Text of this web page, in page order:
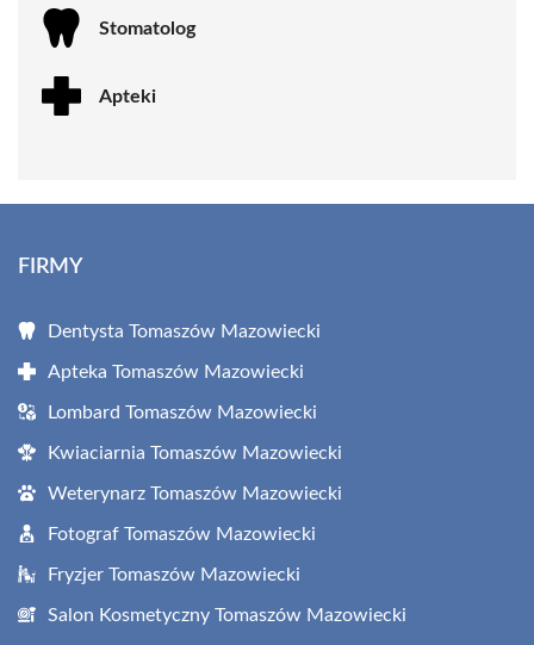
Stomatolog
Apteki
FIRMY
Dentysta Tomaszów Mazowiecki
Apteka Tomaszów Mazowiecki
Lombard Tomaszów Mazowiecki
Kwiaciarnia Tomaszów Mazowiecki
Weterynarz Tomaszów Mazowiecki
Fotograf Tomaszów Mazowiecki
Fryzjer Tomaszów Mazowiecki
Salon Kosmetyczny Tomaszów Mazowiecki